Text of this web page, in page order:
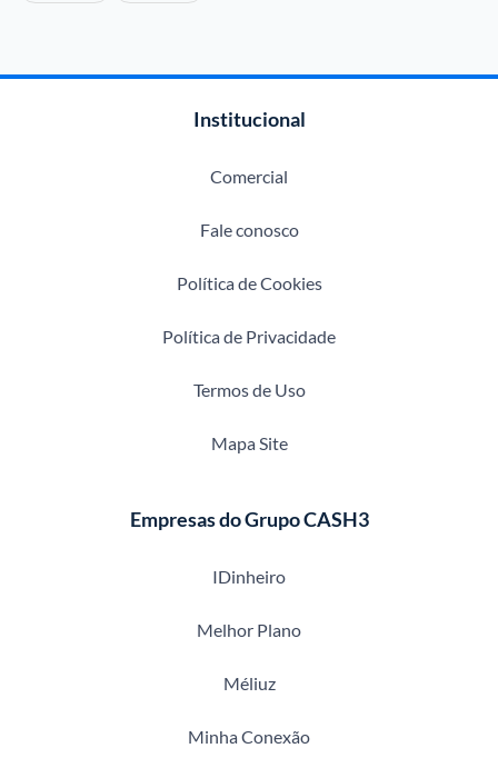
Institucional
Comercial
Fale conosco
Política de Cookies
Política de Privacidade
Termos de Uso
Mapa Site
Empresas do Grupo CASH3
IDinheiro
Melhor Plano
Méliuz
Minha Conexão